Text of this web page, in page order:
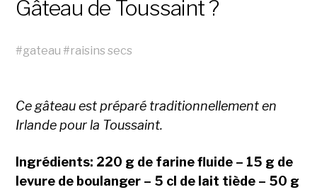
Gâteau de Toussaint ?
#gateau #raisins secs
Ce gâteau est préparé traditionnellement en
Irlande pour la Toussaint.
Ingrédients: 220 g de farine fluide – 15 g de
levure de boulanger – 5 cl de lait tiède – 50 g